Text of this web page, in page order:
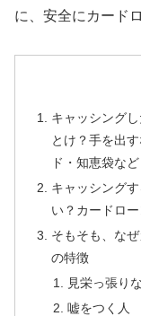
に、安全にカード
キャッシング
とけ？手を出
ド・知恵袋など
キャッシング
い？カードロ
そもそも、な
の特徴
見栄っ張り
嘘をつく人